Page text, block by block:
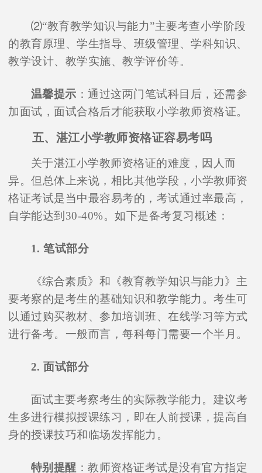
⑵“教育教学知识与能力”主要考查小学阶段
的教育原理、学生指导、班级管理、学科知识、
教学设计、教学实施、教学评价等。
温馨提示 ：通过这两门笔试科目后，还需参
加面试，面试合格后才能获取小学教师资格证。
五、湛江小学教师资格证容易考吗
关于湛江小学教师资格证的难度，因人而
异。但总体上来说，相比其他学段，小学教师资
格证考试是当中最容易考的，考试通过率最高，
自学能达到30-40%。如下是备考复习概述：
1. 笔试部分
《综合素质》和《教育教学知识与能力》主
要考察的是考生的基础知识和教学能力。考生可
以通过购买教材、参加培训班、在线学习等方式
进行备考。一般而言，每科每门需要一个半月。
2. 面试部分
面试主要考察考生的实际教学能力。建议考
生多进行模拟授课练习，即在人前授课，提高自
身的授课技巧和临场发挥能力。
特别提醒 ：教师资格证考试是没有官方指定